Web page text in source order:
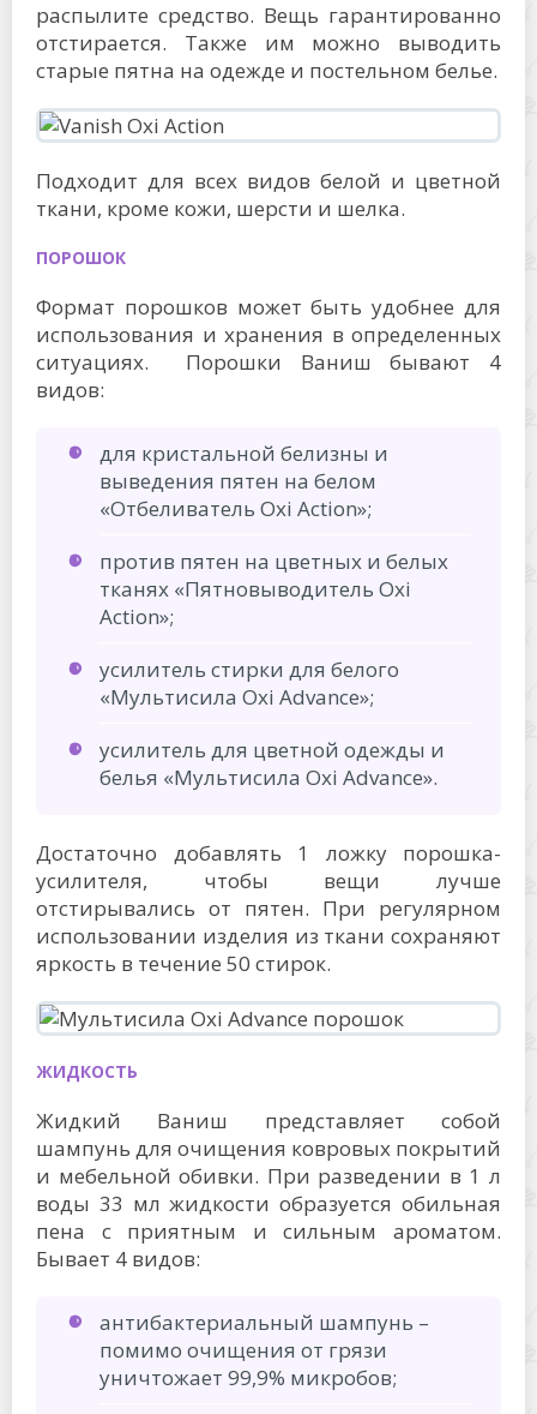
распылите средство. Вещь гарантированно
отстирается. Также им можно выводить
старые пятна на одежде и постельном белье.
Подходит для всех видов белой и цветной
ткани, кроме кожи, шерсти и шелка.
ПОРОШОК
Формат порошков может быть удобнее для
использования и хранения в определенных
ситуациях. Порошки Ваниш бывают 4
видов:
для кристальной белизны и
выведения пятен на белом
«Отбеливатель Oxi Action»;
против пятен на цветных и белых
тканях «Пятновыводитель Oxi
Action»;
усилитель стирки для белого
«Мультисила Oxi Advance»;
усилитель для цветной одежды и
белья «Мультисила Oxi Advance».
Достаточно добавлять 1 ложку порошка-
усилителя, чтобы вещи лучше
отстирывались от пятен. При регулярном
использовании изделия из ткани сохраняют
яркость в течение 50 стирок.
ЖИДКОСТЬ
Жидкий Ваниш представляет собой
шампунь для очищения ковровых покрытий
и мебельной обивки. При разведении в 1 л
воды 33 мл жидкости образуется обильная
пена с приятным и сильным ароматом.
Бывает 4 видов:
антибактериальный шампунь –
помимо очищения от грязи
уничтожает 99,9% микробов;